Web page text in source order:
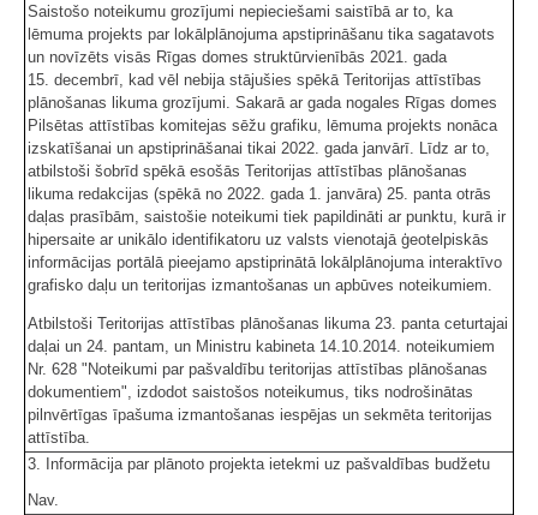
Saistošo noteikumu grozījumi nepieciešami saistībā ar to, ka
lēmuma projekts par lokālplānojuma apstiprināšanu tika sagatavots
un novīzēts visās Rīgas domes struktūrvienībās 2021. gada
15. decembrī, kad vēl nebija stājušies spēkā Teritorijas attīstības
plānošanas likuma grozījumi. Sakarā ar gada nogales Rīgas domes
Pilsētas attīstības komitejas sēžu grafiku, lēmuma projekts nonāca
izskatīšanai un apstiprināšanai tikai 2022. gada janvārī. Līdz ar to,
atbilstoši šobrīd spēkā esošās Teritorijas attīstības plānošanas
likuma redakcijas (spēkā no 2022. gada 1. janvāra) 25. panta otrās
daļas prasībām, saistošie noteikumi tiek papildināti ar punktu, kurā ir
hipersaite ar unikālo identifikatoru uz valsts vienotajā ģeotelpiskās
informācijas portālā pieejamo apstiprinātā lokālplānojuma interaktīvo
grafisko daļu un teritorijas izmantošanas un apbūves noteikumiem.
Atbilstoši Teritorijas attīstības plānošanas likuma 23. panta ceturtajai
daļai un 24. pantam, un Ministru kabineta 14.10.2014. noteikumiem
Nr. 628 "Noteikumi par pašvaldību teritorijas attīstības plānošanas
dokumentiem", izdodot saistošos noteikumus, tiks nodrošinātas
pilnvērtīgas īpašuma izmantošanas iespējas un sekmēta teritorijas
attīstība.
3. Informācija par plānoto projekta ietekmi uz pašvaldības budžetu
Nav.